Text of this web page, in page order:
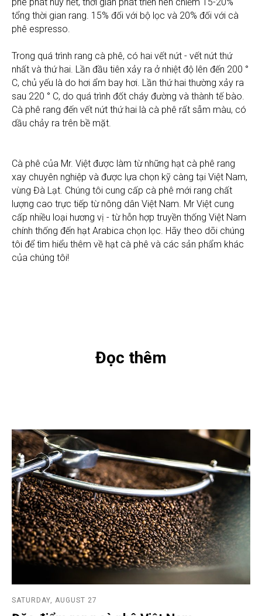
tổng thời gian rang. 15% đối với bộ lọc và 20% đối với cà
phê espresso.
Trong quá trình rang cà phê, có hai vết nứt - vết nứt thứ
nhất và thứ hai. Lần đầu tiên xảy ra ở nhiệt độ lên đến 200 °
C, chủ yếu là do hơi ẩm bay hơi. Lần thứ hai thường xảy ra
sau 220 ° C, do quá trình đốt cháy đường và thành tế bào.
Cà phê rang đến vết nứt thứ hai là cà phê rất sẫm màu, có
dầu chảy ra trên bề mặt.
Cà phê của Mr. Việt được làm từ những hạt cà phê rang
xay chuyên nghiệp và được lựa chọn kỹ càng tại Việt Nam,
vùng Đà Lạt. Chúng tôi cung cấp cà phê mới rang chất
lượng cao trực tiếp từ nông dân Việt Nam. Mr Việt cung
cấp nhiều loại hương vị - từ hỗn hợp truyền thống Việt Nam
chính thống đến hạt Arabica chọn lọc. Hãy theo dõi chúng
tôi để tìm hiểu thêm về hạt cà phê và các sản phẩm khác
của chúng tôi!
Đọc thêm
SATURDAY, AUGUST 27
AUTHENTIC VIETNAMESE COFFEE
INFO
WHOLESALE
ABOUT
BLOG
CONTACTS
WE'RE HIRING